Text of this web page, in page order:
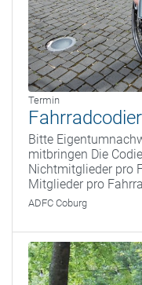
Termin
Bitte
mitbringen Die
Nichtmitglieder pro
Mitglieder pro
ADFC Coburg